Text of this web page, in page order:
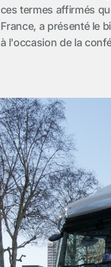
ces termes affirmés
France, a présenté le
à l'occasion de la